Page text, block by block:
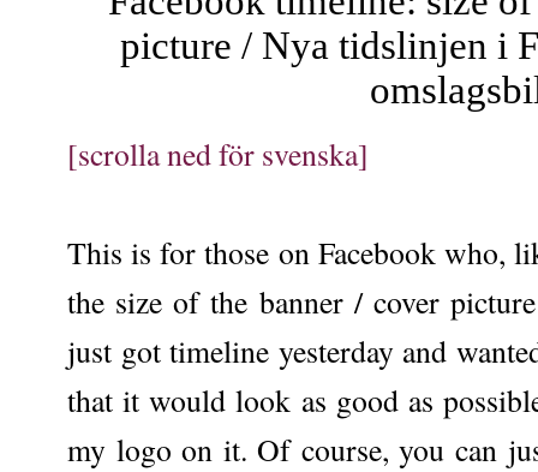
picture / Nya tidslinjen i
[scrolla ned för svenska]
This is for those on Facebook who,
the size of the banner / cover
just got timeline yesterday and
that it would look as good as
my logo on it. Of course, you can